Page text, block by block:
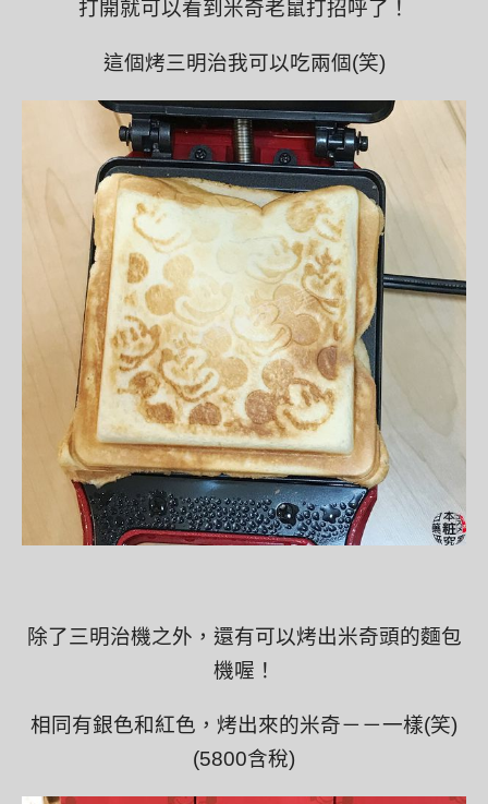
打開就可以看到米奇老鼠打招呼了！
這個烤三明治我可以吃兩個(笑)
除了三明治機之外，還有可以烤出米奇頭的麵包
機喔！
相同有銀色和紅色，烤出來的米奇－－一樣(笑)
(5800含稅)